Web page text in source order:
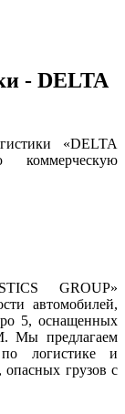
- DELTA
«DELTA
GROUP»
автомобилей,
5, оснащенных
Мы предлагаем
логистике и
опасных грузов с